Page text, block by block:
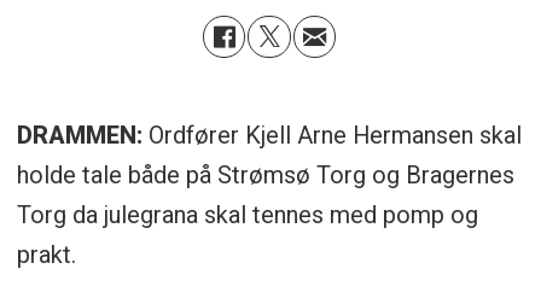
DRAMMEN: Ordfører Kjell Arne Hermansen skal
holde tale både på Strømsø Torg og Bragernes
Torg da julegrana skal tennes med pomp og
prakt.